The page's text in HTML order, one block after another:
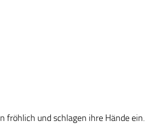
fröhlich und schlagen ihre Hände ein.